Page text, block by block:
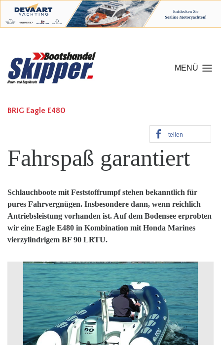
MENÜ
BRIG Eagle E480
teilen
Fahrspaß garantiert
Schlauchboote mit Feststoffrumpf stehen bekanntlich für
pures Fahrvergnügen. Insbesondere dann, wenn reichlich
Antriebsleistung vorhanden ist. Auf dem Bodensee erprobten
wir eine Eagle E480 in Kombination mit Honda Marines
vierzylindrigem BF 90 LRTU.